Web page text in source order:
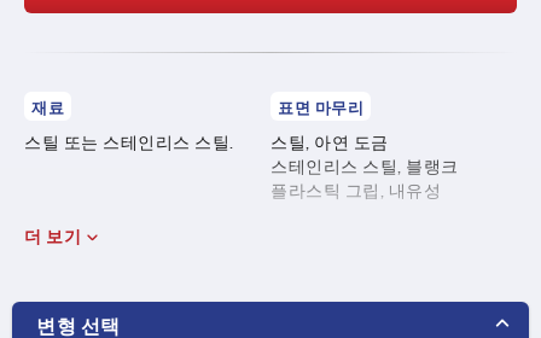
재료
스틸 또는 스테인리스 스틸.
표면 마무리
스틸, 아연 도금
스테인리스 스틸, 블랭크
플라스틱 그립, 내유성
더 보기
변형 선택